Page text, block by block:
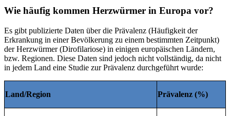
Wie häufig kommen Herzwürmer in Europa vor?
Es gibt publizierte Daten über die Prävalenz (Häufigkeit der
Erkrankung in einer Bevölkerung zu einem bestimmten Zeitpunkt)
der Herzwürmer (Dirofilariose) in einigen europäischen Ländern,
bzw. Regionen. Diese Daten sind jedoch nicht vollständig, da nicht
in jedem Land eine Studie zur Prävalenz durchgeführt wurde:
Land/Region Prävalenz (%)